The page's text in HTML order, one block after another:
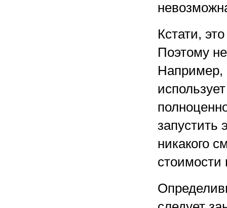
Кстати,
Поэтому
Например,
запустить
никакого